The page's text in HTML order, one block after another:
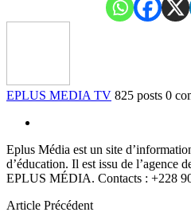
EPLUS MEDIA TV 825 posts 0
Eplus Média est un site
d’éducation. Il est issu de l’agence
EPLUS MÉDIA. Contacts : +228
Article Précédent